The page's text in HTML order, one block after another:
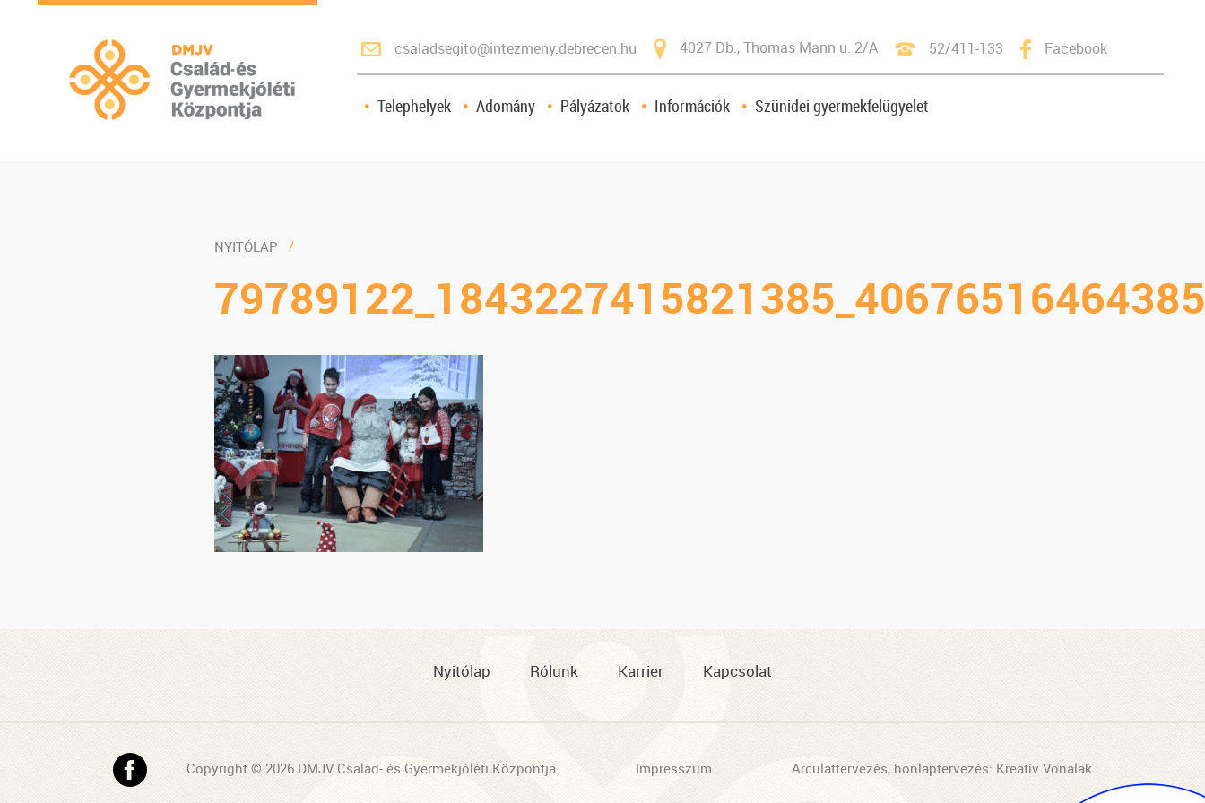
csaladsegito@intezmeny.debrecen.hu 4027 Db., Thomas Mann u. 2/A 52/411-133 Facebook
Telephelyek Adomány Pályázatok Információk Szünidei gyermekfelügyelet
NYITÓLAP
Nyitólap Rólunk Karrier Kapcsolat
Copyright © 2026 DMJV Család- és Gyermekjóléti Központja Impresszum Arculattervezés, honlaptervezés: Kreatív Vonalak